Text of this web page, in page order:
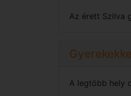
Az érett Szilva
A legtöbb hely